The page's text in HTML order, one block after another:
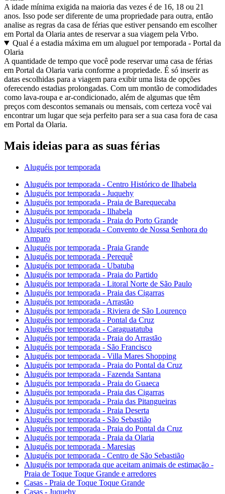
A idade mínima exigida na maioria das vezes é de 16, 18 ou 21
anos. Isso pode ser diferente de uma propriedade para outra, então
analise as regras da casa de férias que estiver pensando em escolher
em Portal da Olaria antes de reservar a sua viagem pela Vrbo.
Qual é a estadia máxima em um aluguel por temporada - Portal da
Olaria
A quantidade de tempo que você pode reservar uma casa de férias
em Portal da Olaria varia conforme a propriedade. É só inserir as
datas escolhidas para a viagem para exibir uma lista de opções
oferecendo estadias prolongadas. Com um montão de comodidades
como lava-roupa e ar-condicionado, além de algumas que têm
preços com descontos semanais ou mensais, com certeza você vai
encontrar um lugar que seja perfeito para ser a sua casa fora de casa
em Portal da Olaria.
Mais ideias para as suas férias
Aluguéis por temporada
Aluguéis por temporada - Centro Histórico de Ilhabela
Aluguéis por temporada - Juquehy
Aluguéis por temporada - Praia de Barequecaba
Aluguéis por temporada - Ilhabela
Aluguéis por temporada - Praia do Porto Grande
Aluguéis por temporada - Convento de Nossa Senhora do
Amparo
Aluguéis por temporada - Praia Grande
Aluguéis por temporada - Perequê
Aluguéis por temporada - Ubatuba
Aluguéis por temporada - Praia do Partido
Aluguéis por temporada - Litoral Norte de São Paulo
Aluguéis por temporada - Praia das Cigarras
Aluguéis por temporada - Arrastão
Aluguéis por temporada - Riviera de São Lourenço
Aluguéis por temporada - Pontal da Cruz
Aluguéis por temporada - Caraguatatuba
Aluguéis por temporada - Praia do Arrastão
Aluguéis por temporada - São Francisco
Aluguéis por temporada - Villa Mares Shopping
Aluguéis por temporada - Praia do Pontal da Cruz
Aluguéis por temporada - Fazenda Santana
Aluguéis por temporada - Praia do Guaeca
Aluguéis por temporada - Praia das Cigarras
Aluguéis por temporada - Praia das Pitangueiras
Aluguéis por temporada - Praia Deserta
Aluguéis por temporada - São Sebastião
Aluguéis por temporada - Praia do Pontal da Cruz
Aluguéis por temporada - Praia da Olaria
Aluguéis por temporada - Maresias
Aluguéis por temporada - Centro de São Sebastião
Aluguéis por temporada que aceitam animais de estimação -
Praia de Toque Toque Grande e arredores
Casas - Praia de Toque Toque Grande
Casas - Juquehy